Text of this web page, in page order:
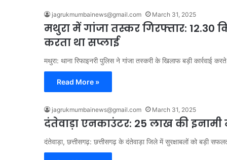
jagrukmumbainews@gmail.com March 31, 2025
मथुरा में गांजा तस्कर गिरफ्तार:
करता था सप्लाई
मथुरा: थाना रिफाइनरी पुलिस ने गांजा तस्करी के खिलाफ बड़ी कार्रवाई
Read More »
jagrukmumbainews@gmail.com March 31, 2025
दंतेवाड़ा एनकाउंटर: 25 लाख की
दंतेवाड़ा, छत्तीसगढ़: छत्तीसगढ़ के दंतेवाड़ा जिले में सुरक्षाबलों को बड़ी